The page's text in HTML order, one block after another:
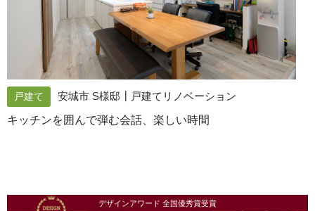
戸建て
安城市 S様邸┃戸建てリノベーション
キッチンを囲んで弾む会話、楽しい時間
デザインアワード 全国優秀賞受賞